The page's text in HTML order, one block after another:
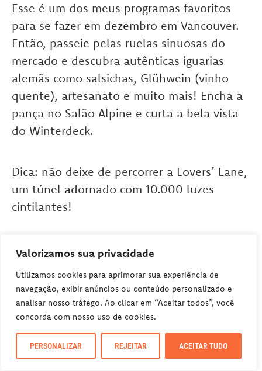
Valorizamos sua privacidade
Utilizamos cookies para aprimorar sua experiência de
navegação, exibir anúncios ou conteúdo personalizado e
analisar nosso tráfego. Ao clicar em “Aceitar todos”, você
concorda com nosso uso de cookies.
PERSONALIZAR REJEITAR ACEITAR TUDO
Esse é um dos meus programas favoritos
para se fazer em dezembro em Vancouver.
Então, passeie pelas ruelas sinuosas do
mercado e descubra autênticas iguarias
alemãs como salsichas, Glühwein (vinho
quente), artesanato e muito mais! Encha a
pança no Salão Alpine e curta a bela vista
do Winterdeck.
Dica: não deixe de percorrer a Lovers’ Lane,
um túnel adornado com 10.000 luzes
cintilantes!
E isso é só o começo, o resto, vou deixar
Quando: 13/Nov a 24/Dez/2024
Que horas: variado [ veja aqui
Onde: Jack Poole Plaza – 1055 Canada
Place, Vancouver